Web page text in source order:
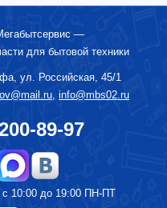
ФРУКТОВ И ОВОЩЕЙ
МАШИНЫ
ОЧИСТИТЕЛИ ВОЗДУХА
УСТРОЙСТВА
—
для бытовой техники
ул. Российская, 45/1
info@mbs02.ru
89-97
10:00 до 19:00 ПН-ПТ